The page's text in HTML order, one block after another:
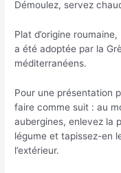
Démoulez, servez
Plat d’origine
a été adoptée par la
méditerranéens.
Pour une présentation
faire comme suit : au
aubergines, enlevez la
légume et tapissez-en
l’extérieur.